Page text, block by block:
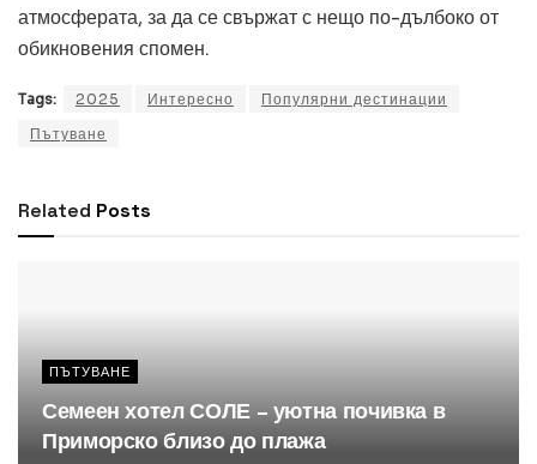
атмосферата, за да се свържат с нещо по-дълбоко от
обикновения спомен.
Tags: 2025 Интересно
Популярни дестинации
Пътуване
Related Posts
ПЪТУВАНЕ
Семеен хотел СОЛЕ – уютна почивка в
Приморско близо до плажа